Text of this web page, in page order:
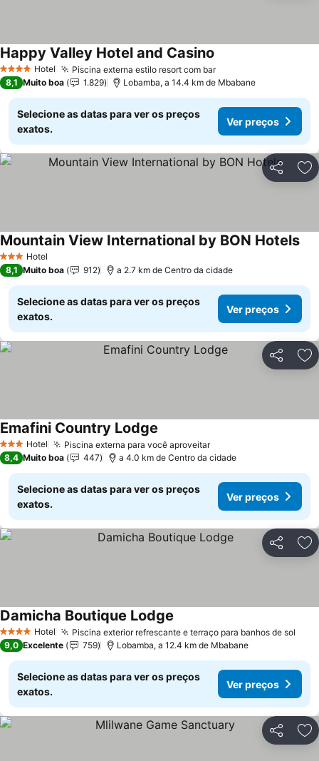
4 EstrelasHotel Piscina externa estilo resort com bar
Happy Valley Hotel and Casino
8,1 Muito boa 1.829 Lobamba, a 14.4 km de Mbabane
Selecione as datas para ver os preços
exatos.
Ver preços
Partilhar
3 EstrelasHotel
Mountain View International by BON Hotels
8,1 Muito boa 912 a 2.7 km de Centro da cidade
Selecione as datas para ver os preços
exatos.
Ver preços
Partilhar
3 EstrelasHotel Piscina externa para você aproveitar
Emafini Country Lodge
8,4 Muito boa 447 a 4.0 km de Centro da cidade
Selecione as datas para ver os preços
exatos.
Ver preços
Partilhar
4 EstrelasHotel Piscina exterior refrescante e terraço para banhos de sol
Damicha Boutique Lodge
9,0 Excelente 759 Lobamba, a 12.4 km de Mbabane
Selecione as datas para ver os preços
exatos.
Ver preços
Partilhar